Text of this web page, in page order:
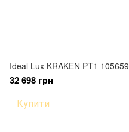
Ideal Lux KRAKEN PT1 105659
32 698 грн
Купити